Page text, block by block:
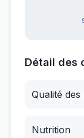
Détail des
Qualité
Nutrition